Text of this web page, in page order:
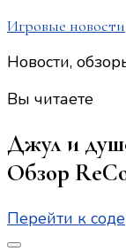
Игровые новости
Новости,
Вы читаете
Джул и
Обзор
Перейти к